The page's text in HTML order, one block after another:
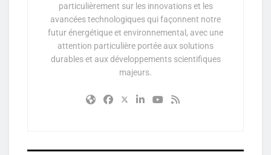
particulièrement sur les innovations et les
avancées technologiques qui façonnent notre
futur énergétique et environnemental, avec une
attention particulière portée aux solutions
durables et aux développements scientifiques
majeurs.